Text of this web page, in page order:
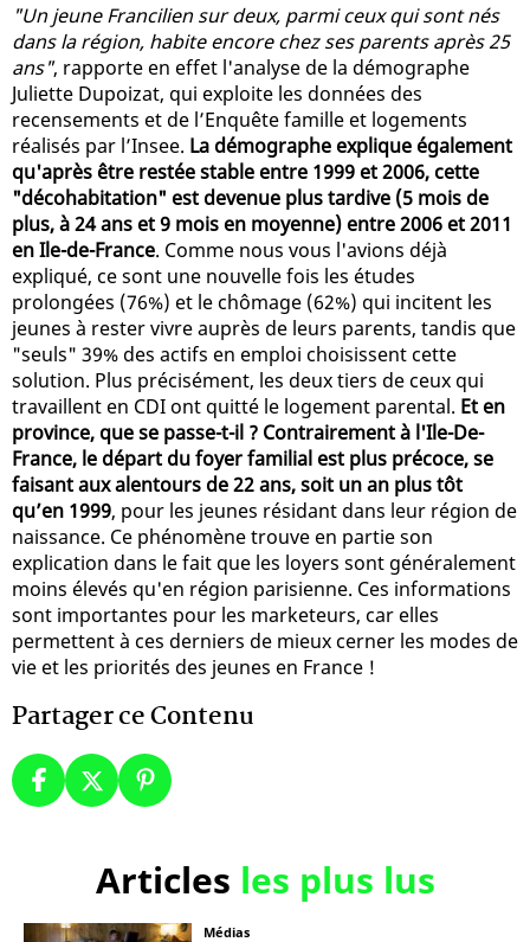
"Un jeune Francilien sur deux, parmi ceux qui sont nés
dans la région, habite encore chez ses parents après 25
ans", rapporte en effet l'analyse de la démographe
Juliette Dupoizat, qui exploite les données des
recensements et de l’Enquête famille et logements
réalisés par l’Insee. La démographe explique également
qu'après être restée stable entre 1999 et 2006, cette
"décohabitation" est devenue plus tardive (5 mois de
plus, à 24 ans et 9 mois en moyenne) entre 2006 et 2011
en Ile-de-France. Comme nous vous l'avions déjà
expliqué, ce sont une nouvelle fois les études
prolongées (76%) et le chômage (62%) qui incitent les
jeunes à rester vivre auprès de leurs parents, tandis que
"seuls" 39% des actifs en emploi choisissent cette
solution. Plus précisément, les deux tiers de ceux qui
travaillent en CDI ont quitté le logement parental. Et en
province, que se passe-t-il ? Contrairement à l'Ile-De-
France, le départ du foyer familial est plus précoce, se
faisant aux alentours de 22 ans, soit un an plus tôt
qu’en 1999, pour les jeunes résidant dans leur région de
naissance. Ce phénomène trouve en partie son
explication dans le fait que les loyers sont généralement
moins élevés qu'en région parisienne. Ces informations
sont importantes pour les marketeurs, car elles
permettent à ces derniers de mieux cerner les modes de
vie et les priorités des jeunes en France !
Partager ce Contenu
Articles les plus lus
Médias